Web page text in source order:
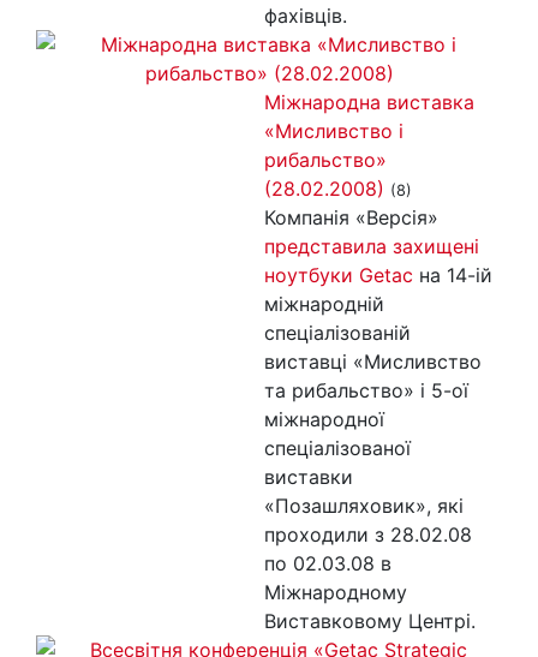
фахівців.
Міжнародна виставка
«Мисливство і
рибальство»
(28.02.2008) (8)
Компанія «Версія»
представила захищені
ноутбуки Getac на 14-ій
міжнародній
спеціалізованій
виставці «Мисливство
та рибальство» і 5-ої
міжнародної
спеціалізованої
виставки
«Позашляховик», які
проходили з 28.02.08
по 02.03.08 в
Міжнародному
Виставковому Центрі.